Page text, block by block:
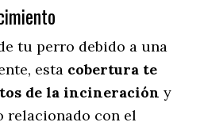
tu perro debido a una
esta cobertura te
de la incineración y
relacionado con el